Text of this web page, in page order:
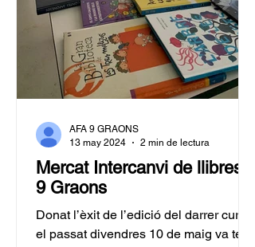
Mercat Intercanvi de llibres a
9 Graons
Donat l’èxit de l’edició del darrer curs,
el passat divendres 10 de maig va tenir
AFA 9 GRAONS
13 may 2024
2 min de lectura